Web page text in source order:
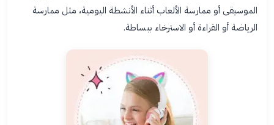
الموسيقى أو ممارسة الألعاب أثناء الأنشطة اليومية، مثل ممارسة
الرياضة أو القراءة أو الاسترخاء ببساطة.